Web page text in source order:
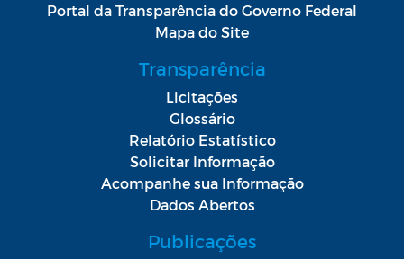
Portal da Transparência do Governo Federal
Mapa do Site
Transparência
Licitações
Glossário
Relatório Estatístico
Solicitar Informação
Acompanhe sua Informação
Dados Abertos
Publicações